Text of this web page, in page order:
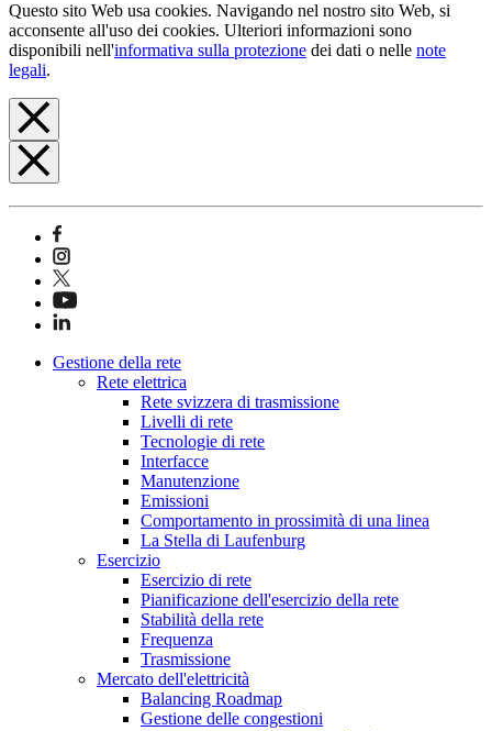
Questo sito Web usa cookies. Navigando nel nostro sito Web, si
acconsente all'uso dei cookies. Ulteriori informazioni sono
disponibili nell'informativa sulla protezione dei dati o nelle note
legali.
Gestione della rete
Rete elettrica
Rete svizzera di trasmissione
Livelli di rete
Tecnologie di rete
Interfacce
Manutenzione
Emissioni
Comportamento in prossimità di una linea
La Stella di Laufenburg
Esercizio
Esercizio di rete
Pianificazione dell'esercizio della rete
Stabilità della rete
Frequenza
Trasmissione
Mercato dell'elettricità
Balancing Roadmap
Gestione delle congestioni